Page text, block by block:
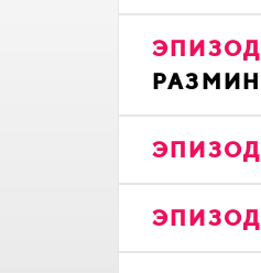
ЭПИЗОД
ЭПИЗОД
ЭПИЗОД